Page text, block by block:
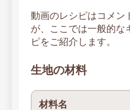
動画のレシピはコメン
が、ここでは一般的な
ピをご紹介します。
生地の材料
材料名